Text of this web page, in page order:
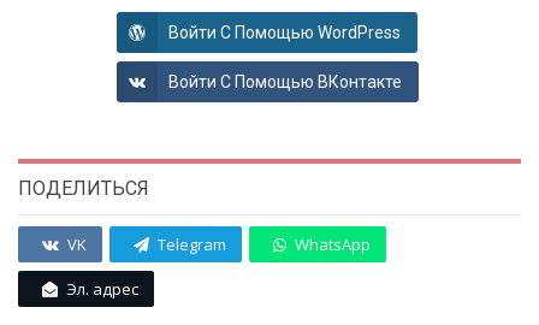
Войти С Помощью WordPress
Войти С Помощью ВКонтакте
ПОДЕЛИТЬСЯ
VK Telegram WhatsApp
Эл. адрес